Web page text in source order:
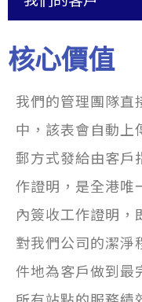
核心價值
我們的管理團隊直
中，該表會自動上
郵方式發給由客戶
作證明，是全港唯
內簽收工作證明，
對我們公司的潔淨
件地為客戶做到最